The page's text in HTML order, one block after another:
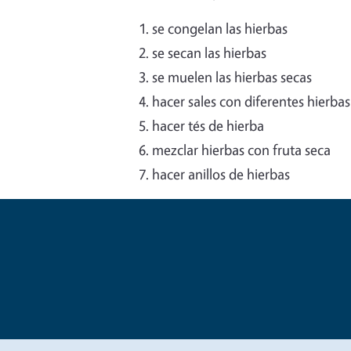
se congelan las hierbas
se secan las hierbas
se muelen las hierbas secas
hacer sales con diferentes hierbas
hacer tés de hierba
mezclar hierbas con fruta seca
hacer anillos de hierbas
Legal